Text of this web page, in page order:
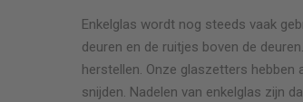
Enkelglas wordt nog steeds vaak
deuren en de ruitjes boven de
herstellen. Onze glaszetters
snijden. Nadelen van enkelglas zijn